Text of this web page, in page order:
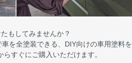
もしてみませんか？
を全塗装できる、DIY向けの車用塗料を
すぐにご購入いただけます。